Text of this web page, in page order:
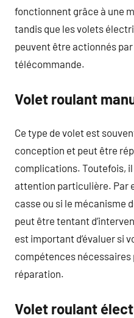
fonctionnent grâce à une
tandis que les volets
peuvent être actionnés
télécommande.
Volet roulant
Ce type de volet est
conception et peut être
complications. Toutefois,
attention particulière. Par
casse ou si le mécanisme
peut être tentant
est important d’évaluer si
compétences
réparation.
Volet roulant